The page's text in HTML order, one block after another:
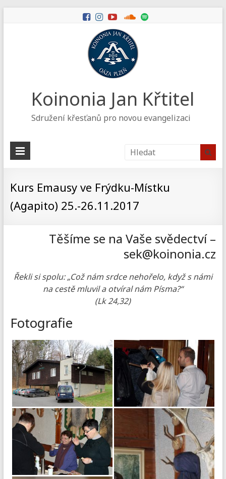
Koinonia Jan Křtitel
Sdružení křesťanů pro novou evangelizaci
Kurs Emausy ve Frýdku-Místku
(Agapito) 25.-26.11.2017
Těšíme se na Vaše svědectví –
sek@koinonia.cz
Řekli si spolu: „Což nám srdce nehořelo, když s námi
na cestě mluvil a otvíral nám Písma?“
(Lk 24,32)
Fotografie